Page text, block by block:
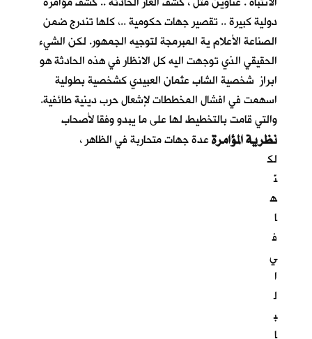
دولية كبيرة .. تقصير جهات حكومية ..، كلها تندرج ضمن
الصناعة الأعلام ية المبرمجة لتوجيه الجمهور. لكن الشيء
الحقيقي الذي توجهت اليه كل الانظار في هذه الحادثة هو
ابراز شخصية الشاب عثمان العبيدي كشخصية بطولية
اسهمت في افشال المخططات لإشعال حرب دينية طائفية.
والتي قامت بالتخطيط لها على ما يبدو وفقا لأصحاب
نظرية المؤامرةعدة جهات متحاربة في الظاهر ،
لك
نّ
ه
ا
ف
ي
ا
ل
ب